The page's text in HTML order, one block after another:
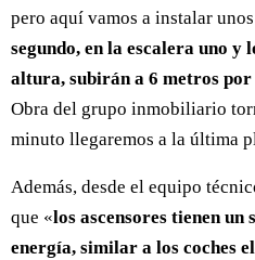
pero aquí vamos a instalar
segundo, en la escalera uno y
altura, subirán a 6 metros por
Obra del grupo inmobiliario
minuto llegaremos a la última
Además, desde el equipo
que «los ascensores tienen un
energía, similar a los coches